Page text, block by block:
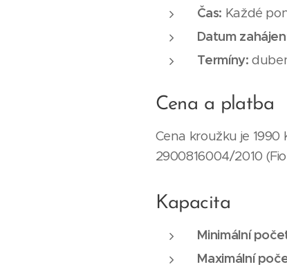
Čas: Každé
Datum
Termíny:
Cena a platba
Cena kroužku je
2900816004/2010
Kapacita
Minimální
Maximální